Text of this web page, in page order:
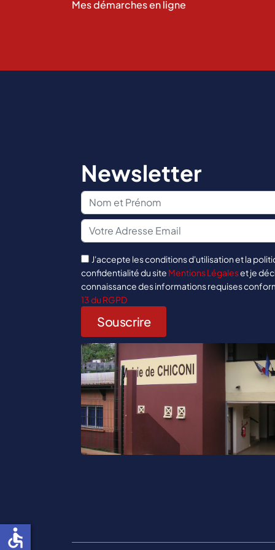
Mes démarches en ligne
Newsletter
J'accepte les conditions d'utilisation et la
confidentialité du site Mentions Légaleset je
connaissance des informations requises
13 du RGPD
accessible